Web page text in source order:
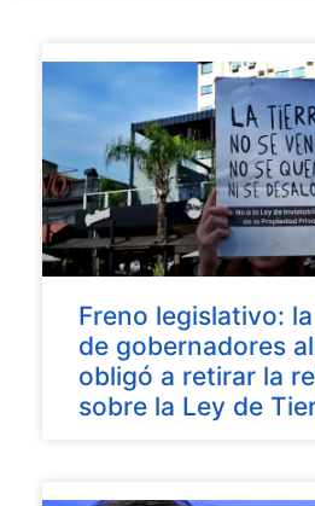
Freno legislativo:
de gobernadores
obligó a retirar la
sobre la Ley de